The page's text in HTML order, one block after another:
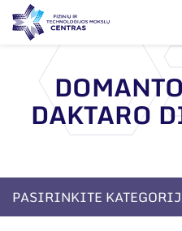
Apie mus
Dokumentai
Sertifikatai ir
Viešieji
Naujienos
Renginiai
DAKTARO
PASIRINKITE